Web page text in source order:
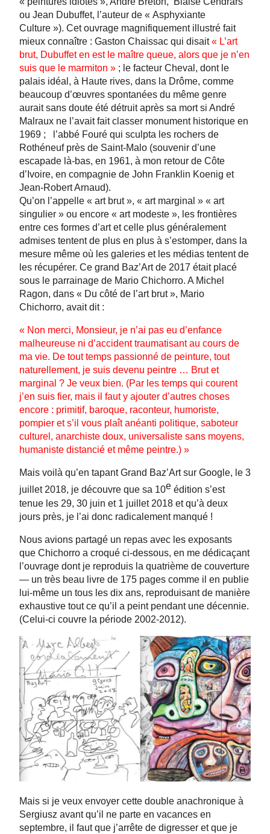
ou Jean Dubuffet, l’auteur de « Asphyxiante
Culture »). Cet ouvrage magnifiquement illustré fait
mieux connaître : Gaston Chaissac qui disait« L’art
brut, Dubuffet en est le maître queue, alors que je n’en
suis que le marmiton » ; le facteur Cheval, dont le
palais idéal, à Haute rives, dans la Drôme, comme
beaucoup d’œuvres spontanées du même genre
aurait sans doute été détruit après sa mort si André
Malraux ne l’avait fait classer monument historique en
1969 ; l’abbé Fouré qui sculpta les rochers de
Rothéneuf près de Saint-Malo (souvenir d’une
escapade là-bas, en 1961, à mon retour de Côte
d’Ivoire, en compagnie de John Franklin Koenig et
Jean-Robert Arnaud).
Qu’on l’appelle « art brut », « art marginal » « art
singulier » ou encore « art modeste », les frontières
entre ces formes d’art et celle plus généralement
admises tentent de plus en plus à s’estomper, dans la
mesure même où les galeries et les médias tentent de
les récupérer. Ce grand Baz’Art de 2017 était placé
sous le parrainage de Mario Chichorro. A Michel
Ragon, dans « Du côté de l’art brut », Mario
Chichorro, avait dit :
« Non merci, Monsieur, je n’ai pas eu d’enfance
malheureuse ni d’accident traumatisant au cours de
ma vie. De tout temps passionné de peinture, tout
naturellement, je suis devenu peintre … Brut et
marginal ? Je veux bien. (Par les temps qui courent
j’en suis fier, mais il faut y ajouter d’autres choses
encore : primitif, baroque, raconteur, humoriste,
pompier et s’il vous plaît anéanti politique, saboteur
culturel, anarchiste doux, universaliste sans moyens,
humaniste distancié et même peintre.) »
Mais voilà qu’en tapant Grand Baz’Art sur Google, le 3
juillet 2018, je découvre que sa 10e édition s’est
tenue les 29, 30 juin et 1 juillet 2018 et qu’à deux
jours près, je l’ai donc radicalement manqué !
Nous avions partagé un repas avec les exposants
que Chichorro a croqué ci-dessous, en me dédicaçant
l’ouvrage dont je reproduis la quatrième de couverture
— un très beau livre de 175 pages comme il en publie
lui-même un tous les dix ans, reproduisant de manière
exhaustive tout ce qu’il a peint pendant une décennie.
(Celui-ci couvre la période 2002-2012).
Mais si je veux envoyer cette double anachronique à
Sergiusz avant qu’il ne parte en vacances en
septembre, il faut que j’arrête de digresser et que je